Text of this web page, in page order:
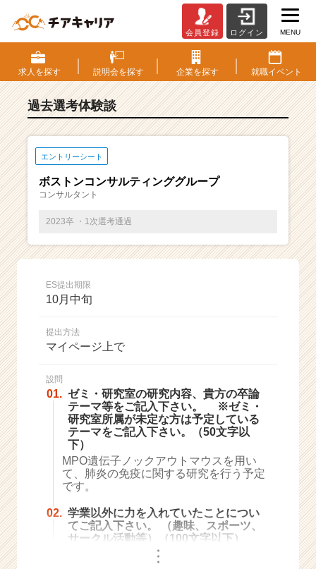
S・
選
考
験
ベ
チ
ー・
成
ス
ト
が
届
く
活
サ
ト
チ
ア
会員登録 ログイン MENU
求人を探す 説明会を探す 企業を探す 就職イベント
過去選考体験談
エントリーシート
ボストンコンサルティンググループ
コンサルタント
2023卒 ・1次選考通過
ES提出期限
10月中旬
提出方法
マイページ上で
設問
01. ゼミ・研究室の研究内容、貴方の卒論
テーマ等をご記入下さい。 ※ゼミ・
研究室所属が未定な方は予定している
テーマをご記入下さい。（50文字以
下）
MPO遺伝子ノックアウトマウスを用い
て、肺炎の免疫に関する研究を行う予定
です。
02. 学業以外に力を入れていたことについ
てご記入下さい。 （趣味、スポーツ、
サークル活動等）（100文字以下）
・・・